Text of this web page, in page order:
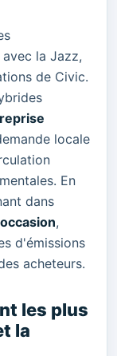
la Jazz,
de Civic.
locale
En
dans
,
d'émissions
acheteurs.
les plus
la